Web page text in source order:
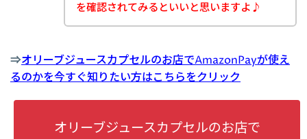
を確認されてみるといいと思いますよ♪
⇒オリーブジュースカプセルのお店でAmazonPayが使え
るのかを今すぐ知りたい方はこちらをクリック
オリーブジュースカプセルのお店で